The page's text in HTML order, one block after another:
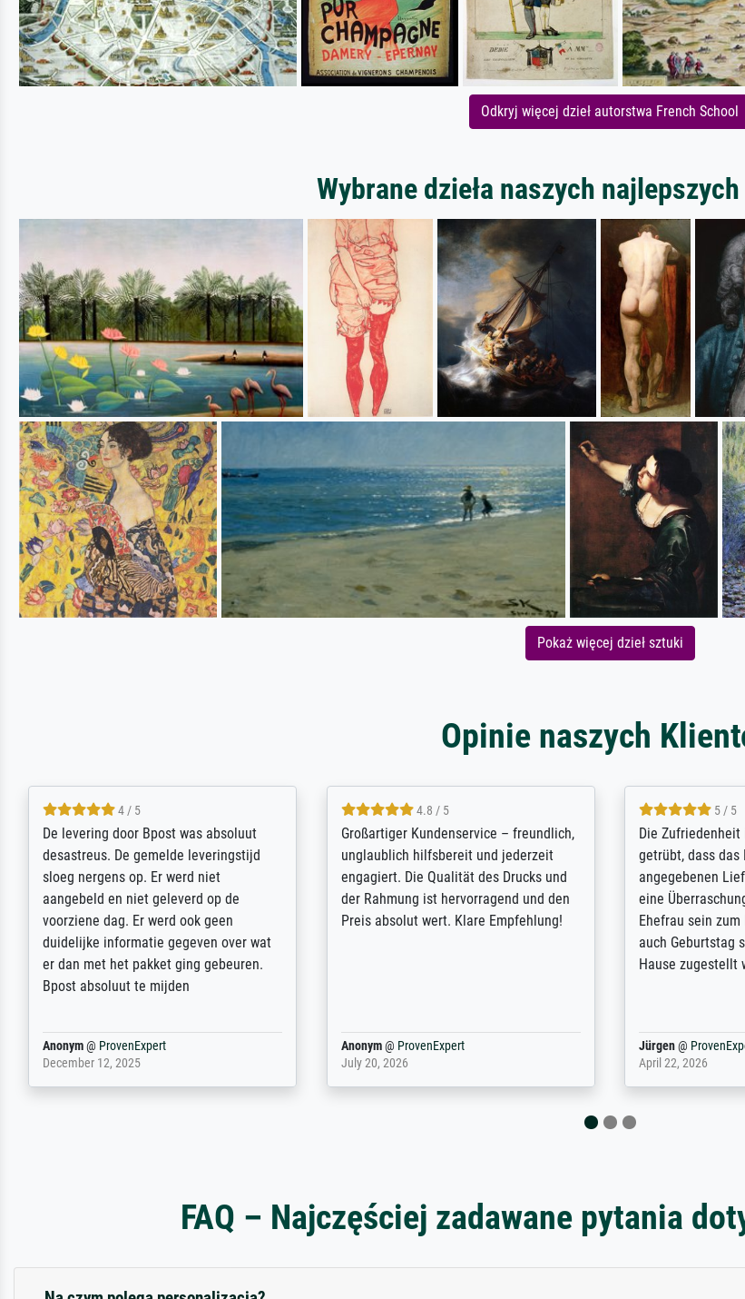
Odkryj więcej dzieł autorstwa French School
Wybrane dzieła naszych
Pokaż więcej dzieł sztuki
Opinie naszych
5 / 5
Sehr gute Qualität des Leinwanddrucks
und des Rahmens! Unser Bild wurde
sehr sorgfältig und sicher verpackt, so
dass es unbeschadet bei uns ankam. Es
wird nicht unser letzter Meisterdruck
sein. Vielen Dank!
Reinhold,@ProvenExpert
April 22, 2026
5 / 5
Für ein Erinnerungsbuch mit der
Feldpost meines Großvaters aus dem 1.
Weltkrieg benötigte ich ein
ausdrucksvolles Bild. Das habe ich bei
Ihnen gefunden. Bei der Auswahl der
weiter. Vielen ...
Margot@ProvenExpert
February 20, 2026
4.8 / 5
Hervorragende
vieles anpassen
Randentfernung,
Kontrast und
Kontaktperson
Kunstdruck)
sehr starke
Anonym@
August 12, 2025
FAQ – Najczęściej zadawane pytania